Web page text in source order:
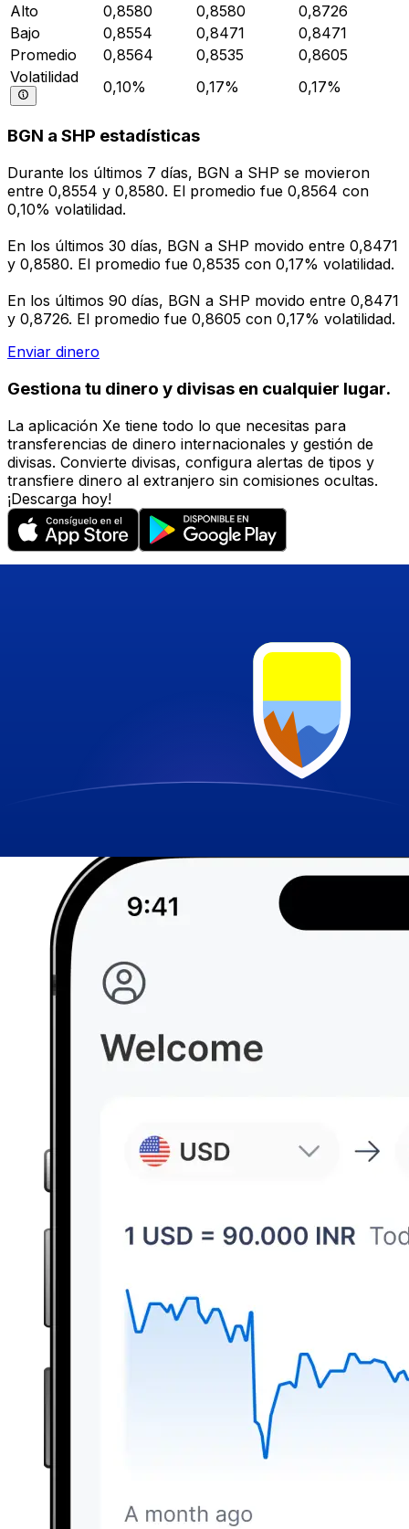
Alto
0,8580 0,8580
0,8726
Bajo
0,8554 0,8471
0,8471
Promedio
0,8564 0,8535
0,8605
Volatilidad
0,10% 0,17% 0,17%
BGN a SHP estadísticas
Durante los últimos 7 días, BGN a SHP se movieron
entre 0,8554 y 0,8580. El promedio fue 0,8564 con
0,10% volatilidad.
En los últimos 30 días, BGN a SHP movido entre 0,8471
y 0,8580. El promedio fue 0,8535 con 0,17% volatilidad.
En los últimos 90 días, BGN a SHP movido entre 0,8471
y 0,8726. El promedio fue 0,8605 con 0,17% volatilidad.
Enviar dinero
Gestiona tu dinero y divisas en cualquier lugar.
La aplicación Xe tiene todo lo que necesitas para
transferencias de dinero internacionales y gestión de
divisas. Convierte divisas, configura alertas de tipos y
transfiere dinero al extranjero sin comisiones ocultas.
¡Descarga hoy!